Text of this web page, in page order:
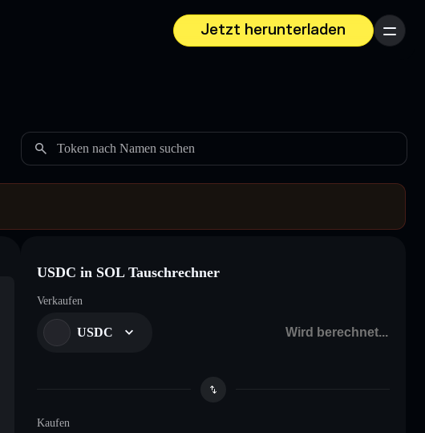
Jetzt herunterladen
Menü
Token nach Namen suchen
USDC in SOL Tauschrechner
Verkaufen
USDC
Kaufen